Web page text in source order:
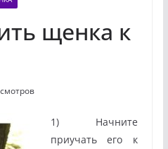
щенка к
1) Начните
приучать его к